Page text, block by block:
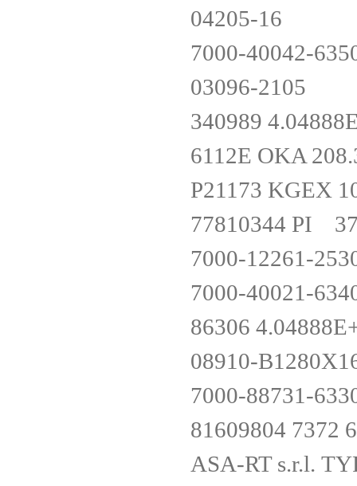
04205-16
7000-40042-
03096-2105
340989
6112E
P21173 KGEX
77810344 PI
7000-12261-
7000-40021-
86306
08910-
7000-88731-
81609804 7372
ASA-RT s.r.l.